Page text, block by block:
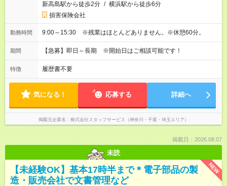
新高島駅から徒歩2分 / 横浜駅から徒歩6分
損害保険会社
勤務時間 9:00～15:30 ※残業はほとんどありません。※休憩60分。
期間 【急募】即日～長期 ※開始日はご相談可能です！
特徴 履歴書不要
気になる！ 応募する 詳細へ
掲載元企業名 株式会社スタッフサービス（神奈川・千葉・埼玉エリア）
掲載日：2026.08.07
未読
NEW
【未経験OK】基本17時半まで＊電子部品の製
造・販売会社で文書管理など